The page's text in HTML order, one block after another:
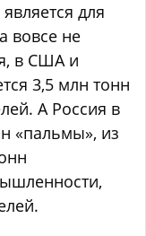
для
вовсе не
в США и
3,5 млн тонн
А Россия в
«пальмы», из